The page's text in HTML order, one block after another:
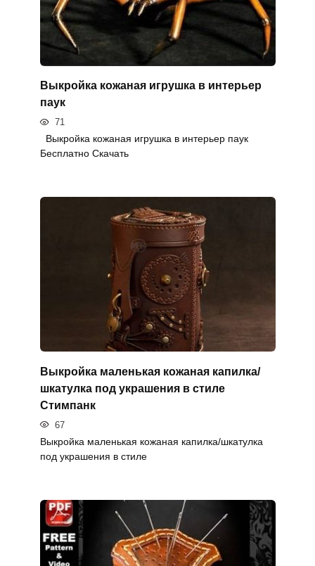
Выкройка кожаная игрушка в интерьер
паук
71
Выкройка кожаная игрушка в интерьер паук
Бесплатно Скачать
Выкройка маленькая кожаная капилка/
шкатулка под украшения в стиле
Стимпанк
67
Выкройка маленькая кожаная капилка/шкатулка
под украшения в стиле